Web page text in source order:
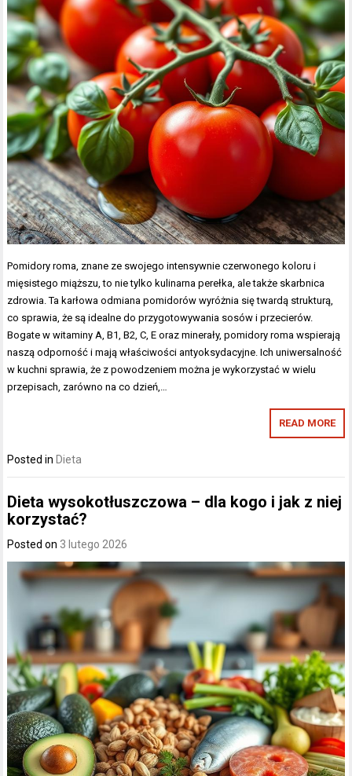
Pomidory roma, znane ze swojego intensywnie czerwonego koloru i
mięsistego miąższu, to nie tylko kulinarna perełka, ale także skarbnica
zdrowia. Ta karłowa odmiana pomidorów wyróżnia się twardą strukturą,
co sprawia, że są idealne do przygotowywania sosów i przecierów.
Bogate w witaminy A, B1, B2, C, E oraz minerały, pomidory roma wspierają
naszą odporność i mają właściwości antyoksydacyjne. Ich uniwersalność
w kuchni sprawia, że z powodzeniem można je wykorzystać w wielu
przepisach, zarówno na co dzień,…
READ MORE
Posted in Dieta
Dieta wysokotłuszczowa – dla kogo i jak z niej
korzystać?
Posted on 3 lutego 2026